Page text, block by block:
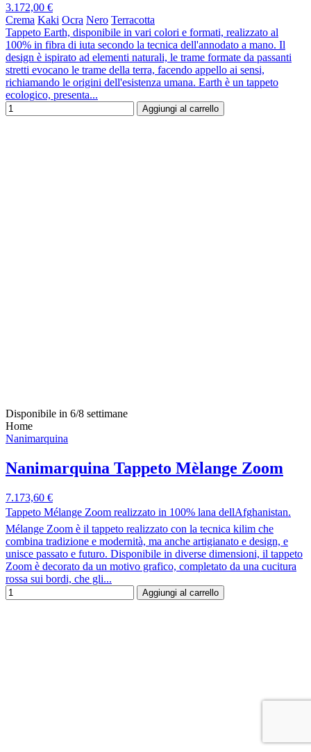
3.172,00 €
Crema Kaki Ocra Nero Terracotta
Tappeto Earth, disponibile in vari colori e formati, realizzato al
100% in fibra di iuta secondo la tecnica dell'annodato a mano. Il
design è ispirato ad elementi naturali, le trame formate da passanti
stretti evocano le trame della terra, facendo appello ai sensi,
richiamando le origini dell'esistenza umana. Earth è un tappeto
ecologico, presenta...
Aggiungi al carrello
Disponibile in 6/8 settimane
Home
Nanimarquina
Nanimarquina Tappeto Mèlange Zoom
7.173,60 €
Tappeto Mélange Zoom realizzato in 100% lana dellAfghanistan.
Mélange Zoom è il tappeto realizzato con la tecnica kilim che
combina tradizione e modernità, ma anche artigianato e design, e
unisce passato e futuro. Disponibile in diverse dimensioni, il tappeto
Zoom è decorato da un motivo grafico, completato da una cucitura
rossa sui bordi, che gli...
Aggiungi al carrello